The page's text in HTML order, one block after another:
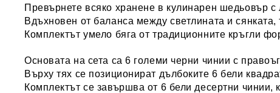
Превърнете всяко хранене в кулинарен шедьовър
Вдъхновен от баланса между светлината и
Комплектът умело бяга от традиционните кръгли
Основата на сета са 6 големи черни чинии с
Върху тях се позиционират дълбоките 6 бели
Комплектът се завършва от 6 бели десертни чинии,